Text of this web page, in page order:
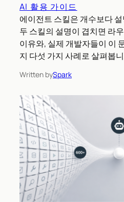
AI 활용 가이드
에이전트 스킬은 개수보다
두 스킬의 설명이 겹치면 라
이유와, 실제 개발자들이 이
지 다섯 가지 사례로 살펴봅
Written bySpark